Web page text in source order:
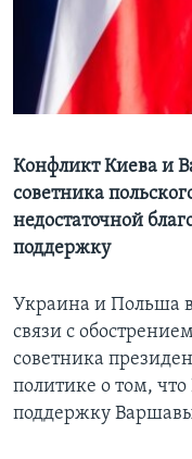
Learning English
СОЦИАЛЬНЫЕ СЕТИ
Языки
Конфликт Киева и
советника
недостаточной
поддержку
Украина и Польша
связи с
советника
политике о том,
поддержку